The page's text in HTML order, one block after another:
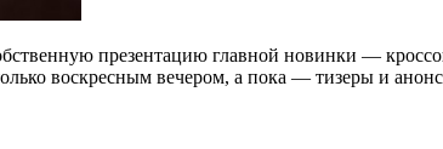
презентацию главной новинки —
воскресным вечером, а пока — тизеры и